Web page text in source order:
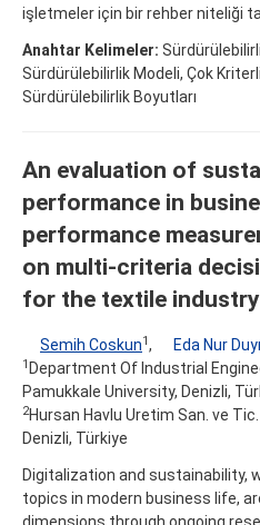
işletmeler için bir rehber niteliği
Anahtar Kelimeler:
Sürdürülebilirlik Modeli, Çok
Sürdürülebilirlik Boyutları
An evaluation of
performance in
performance
on multi-criteria
for the textile industry
Semih Coskun1, Eda Nur
1 Department Of Industrial
Pamukkale University, Denizli,
2Hursan Havlu Uretim San. ve
Denizli, Türkiye
Digitalization and sustainability,
topics in modern business life,